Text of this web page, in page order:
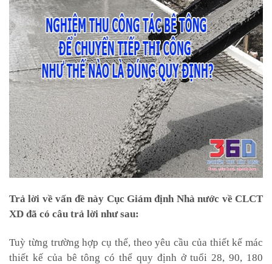
Trả lời về vấn đề này Cục Giám định Nhà nước về CLCT
XD đã có câu trả lời như sau:
Tuỳ từng trường hợp cụ thể, theo yêu cầu của thiết kế mác
thiết kế của bê tông có thể quy định ở tuổi 28, 90, 180